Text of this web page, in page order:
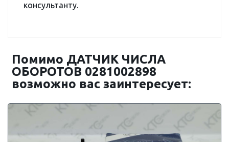
консультанту.
Помимо ДАТЧИК ЧИСЛА
ОБОРОТОВ 0281002898
возможно вас заинтересует: